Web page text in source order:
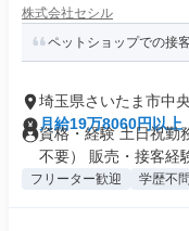
株式会社セシル
ペットショップでの接
埼玉県さいたま市中
月給19万8060円以上
資格・経験 土日祝勤
不要） 販売・接客経
フリーター歓迎 学歴不問